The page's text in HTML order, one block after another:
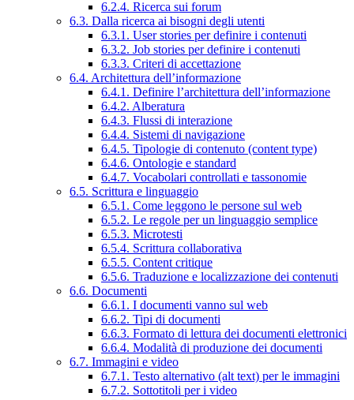
6.2.4. Ricerca sui forum
6.3. Dalla ricerca ai bisogni degli utenti
6.3.1. User stories per definire i contenuti
6.3.2. Job stories per definire i contenuti
6.3.3. Criteri di accettazione
6.4. Architettura dell’informazione
6.4.1. Definire l’architettura dell’informazione
6.4.2. Alberatura
6.4.3. Flussi di interazione
6.4.4. Sistemi di navigazione
6.4.5. Tipologie di contenuto (content type)
6.4.6. Ontologie e standard
6.4.7. Vocabolari controllati e tassonomie
6.5. Scrittura e linguaggio
6.5.1. Come leggono le persone sul web
6.5.2. Le regole per un linguaggio semplice
6.5.3. Microtesti
6.5.4. Scrittura collaborativa
6.5.5. Content critique
6.5.6. Traduzione e localizzazione dei contenuti
6.6. Documenti
6.6.1. I documenti vanno sul web
6.6.2. Tipi di documenti
6.6.3. Formato di lettura dei documenti elettronici
6.6.4. Modalità di produzione dei documenti
6.7. Immagini e video
6.7.1. Testo alternativo (alt text) per le immagini
6.7.2. Sottotitoli per i video